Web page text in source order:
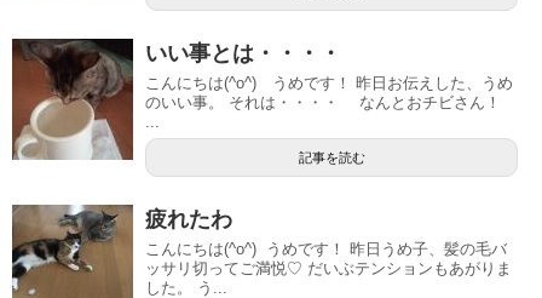
いい事とは・・・・
こんにちは(^o^) うめです！ 昨日お伝えした、うめ
のいい事。 それは・・・・ なんとおチビさん！
記事を読む
疲れたわ
こんにちは(^o^) うめです！ 昨日うめ子、髪の毛バ
ッサリ切ってご満悦♡ だいぶテンションもあがりま
した。 う...